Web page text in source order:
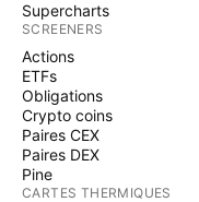
Supercharts
SCREENERS
Actions
ETFs
Obligations
Crypto coins
Paires CEX
Paires DEX
Pine
CARTES THERMIQUES